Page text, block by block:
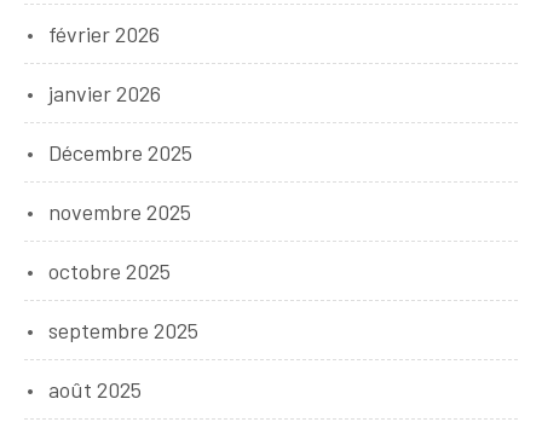
février 2026
janvier 2026
Décembre 2025
novembre 2025
octobre 2025
septembre 2025
août 2025